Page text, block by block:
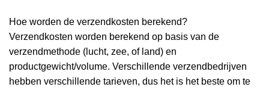
Hoe worden de verzendkosten berekend?
Verzendkosten worden berekend op basis van de
verzendmethode (lucht, zee, of land) en
productgewicht/volume. Verschillende verzendbedrijven
hebben verschillende tarieven, dus het is het beste om te